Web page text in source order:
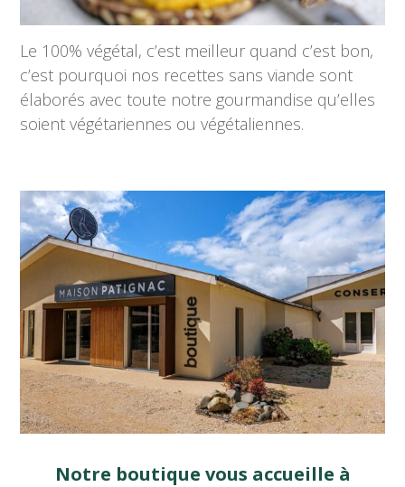
Le 100% végétal, c’est meilleur quand c’est bon,
c’est pourquoi nos recettes sans viande sont
élaborés avec toute notre gourmandise qu’elles
soient végétariennes ou végétaliennes.
Notre boutique vous accueille à